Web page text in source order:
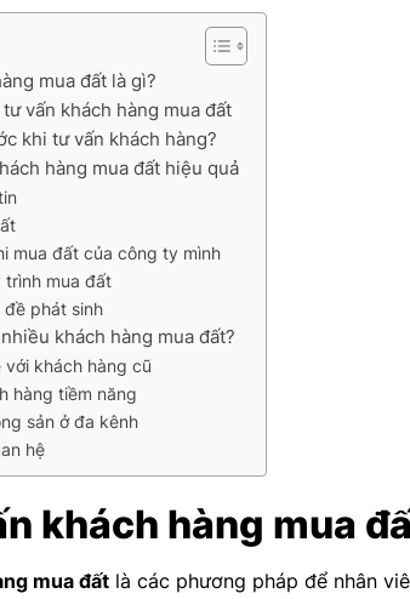
mua đất là gì?
vấn khách hàng mua đất
khi tư vấn khách hàng?
hàng mua đất hiệu quả
mua đất của công ty mình
trình mua đất
phát sinh
khách hàng mua đất?
với khách hàng cũ
hàng tiềm năng
sản ở đa kênh
hệ
khách hàng mua
mua đất là các phương pháp để nhân